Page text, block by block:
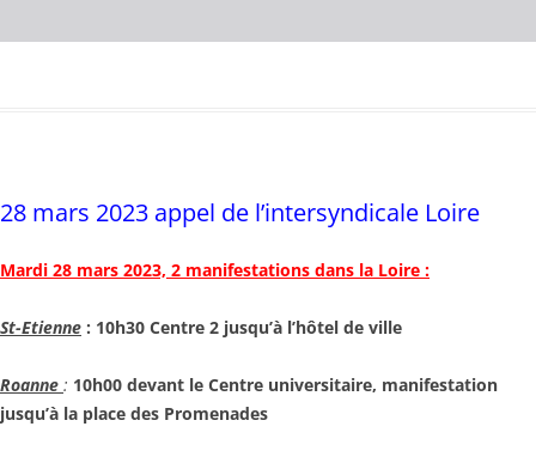
28 mars 2023 appel de l’intersyndicale Loire
Mardi 28 mars 2023, 2 manifestations dans la Loire :
St-Etienne : 10h30 Centre 2 jusqu’à l’hôtel de ville
Roanne : 10h00 devant le Centre universitaire, manifestation
jusqu’à la place des Promenades